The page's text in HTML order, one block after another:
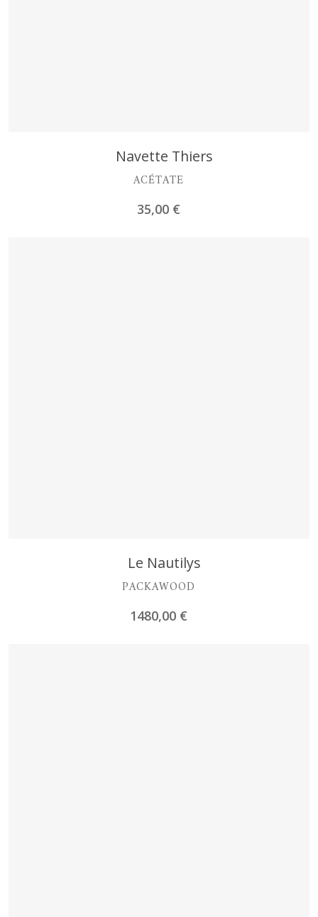
Navette Thiers
ACÉTATE
35,00 €
Le Nautilys
PACKAWOOD
1480,00 €